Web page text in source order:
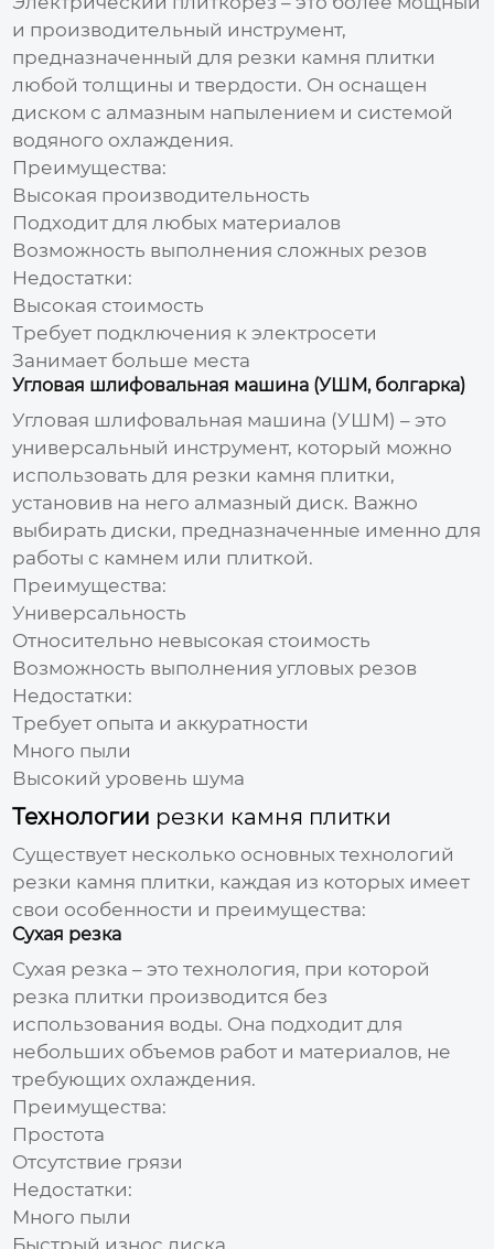
и производительный инструмент,
предназначенный для резки камня плитки
любой толщины и твердости. Он оснащен
диском с алмазным напылением и системой
водяного охлаждения.
Преимущества:
Высокая производительность
Подходит для любых материалов
Возможность выполнения сложных резов
Недостатки:
Высокая стоимость
Требует подключения к электросети
Занимает больше места
Угловая шлифовальная машина (УШМ, болгарка)
Угловая шлифовальная машина (УШМ) – это
универсальный инструмент, который можно
использовать для резки камня плитки,
установив на него алмазный диск. Важно
выбирать диски, предназначенные именно для
работы с камнем или плиткой.
Преимущества:
Универсальность
Относительно невысокая стоимость
Возможность выполнения угловых резов
Недостатки:
Требует опыта и аккуратности
Много пыли
Высокий уровень шума
Технологии резки камня плитки
Существует несколько основных технологий
резки камня плитки, каждая из которых имеет
свои особенности и преимущества:
Сухая резка
Сухая резка – это технология, при которой
резка плитки производится без
использования воды. Она подходит для
небольших объемов работ и материалов, не
требующих охлаждения.
Преимущества:
Простота
Отсутствие грязи
Недостатки:
Много пыли
Быстрый износ диска